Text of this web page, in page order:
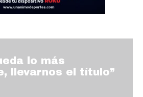
lo más
llevarnos el título”